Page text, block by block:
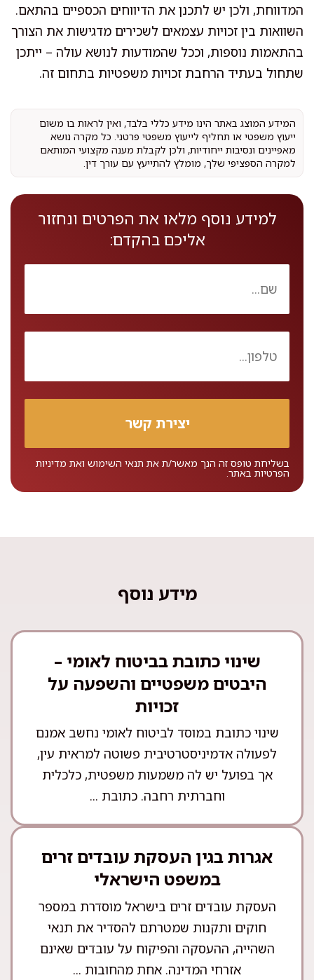
המדווחת, ולכן יש לתכנן את הדיווחים הכספיים בהתאם.
השוואות בין זכויות עצמאים לשכירים מדגישות את הצורך
בהתאמות נוספות, וככל שהמודעות לנושא עולה – ייתכן
שתחול בעתיד הרחבת זכויות משפטיות בתחום זה.
המידע המוצג באתר הינו מידע כללי בלבד, ואין לראות בו משום
ייעוץ משפטי או תחליף לייעוץ משפטי פרטני. כל מקרה נושא
מאפיינים ונסיבות ייחודיות, ולכן לקבלת מענה מקצועי המותאם
למקרה הספציפי שלך, מומלץ להתייעץ עם עורך דין.
למידע נוסף מלאו את הפרטים ונחזור
אליכם בהקדם:
בשליחת טופס זה הנך מאשר/ת את תנאי השימוש ואת מדיניות
הפרטיות באתר.
מידע נוסף
שינוי כתובת בביטוח לאומי –
היבטים משפטיים והשפעה על
זכויות
שינוי כתובת במוסד לביטוח לאומי נחשב אמנם
לפעולה אדמיניסטרטיבית פשוטה למראית עין,
אך בפועל יש לה משמעות משפטית, כלכלית
וחברתית רחבה. כתובת ...
אגרות בגין העסקת עובדים זרים
במשפט הישראלי
העסקת עובדים זרים בישראל מוסדרת במספר
חוקים ותקנות שמטרתם להסדיר את תנאי
השהייה, ההעסקה והפיקוח על עובדים שאינם
אזרחי המדינה. אחת מהחובות ...